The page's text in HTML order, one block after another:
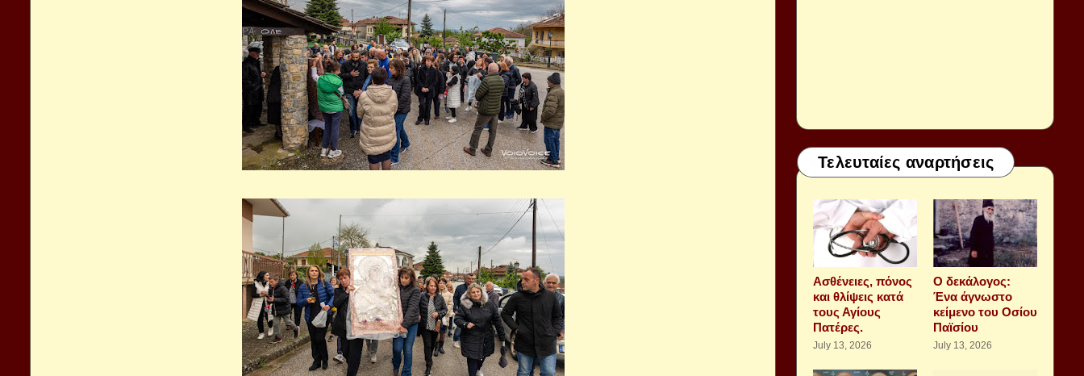
Τελευταίες αναρτήσεις
Aσθένειες, πόνος
και θλίψεις κατά
τους Αγίους
Πατέρες.
July 13, 2026
Ο δεκάλογος:
Ένα άγνωστο
κείμενο του Οσίου
Παϊσίου
July 13, 2026